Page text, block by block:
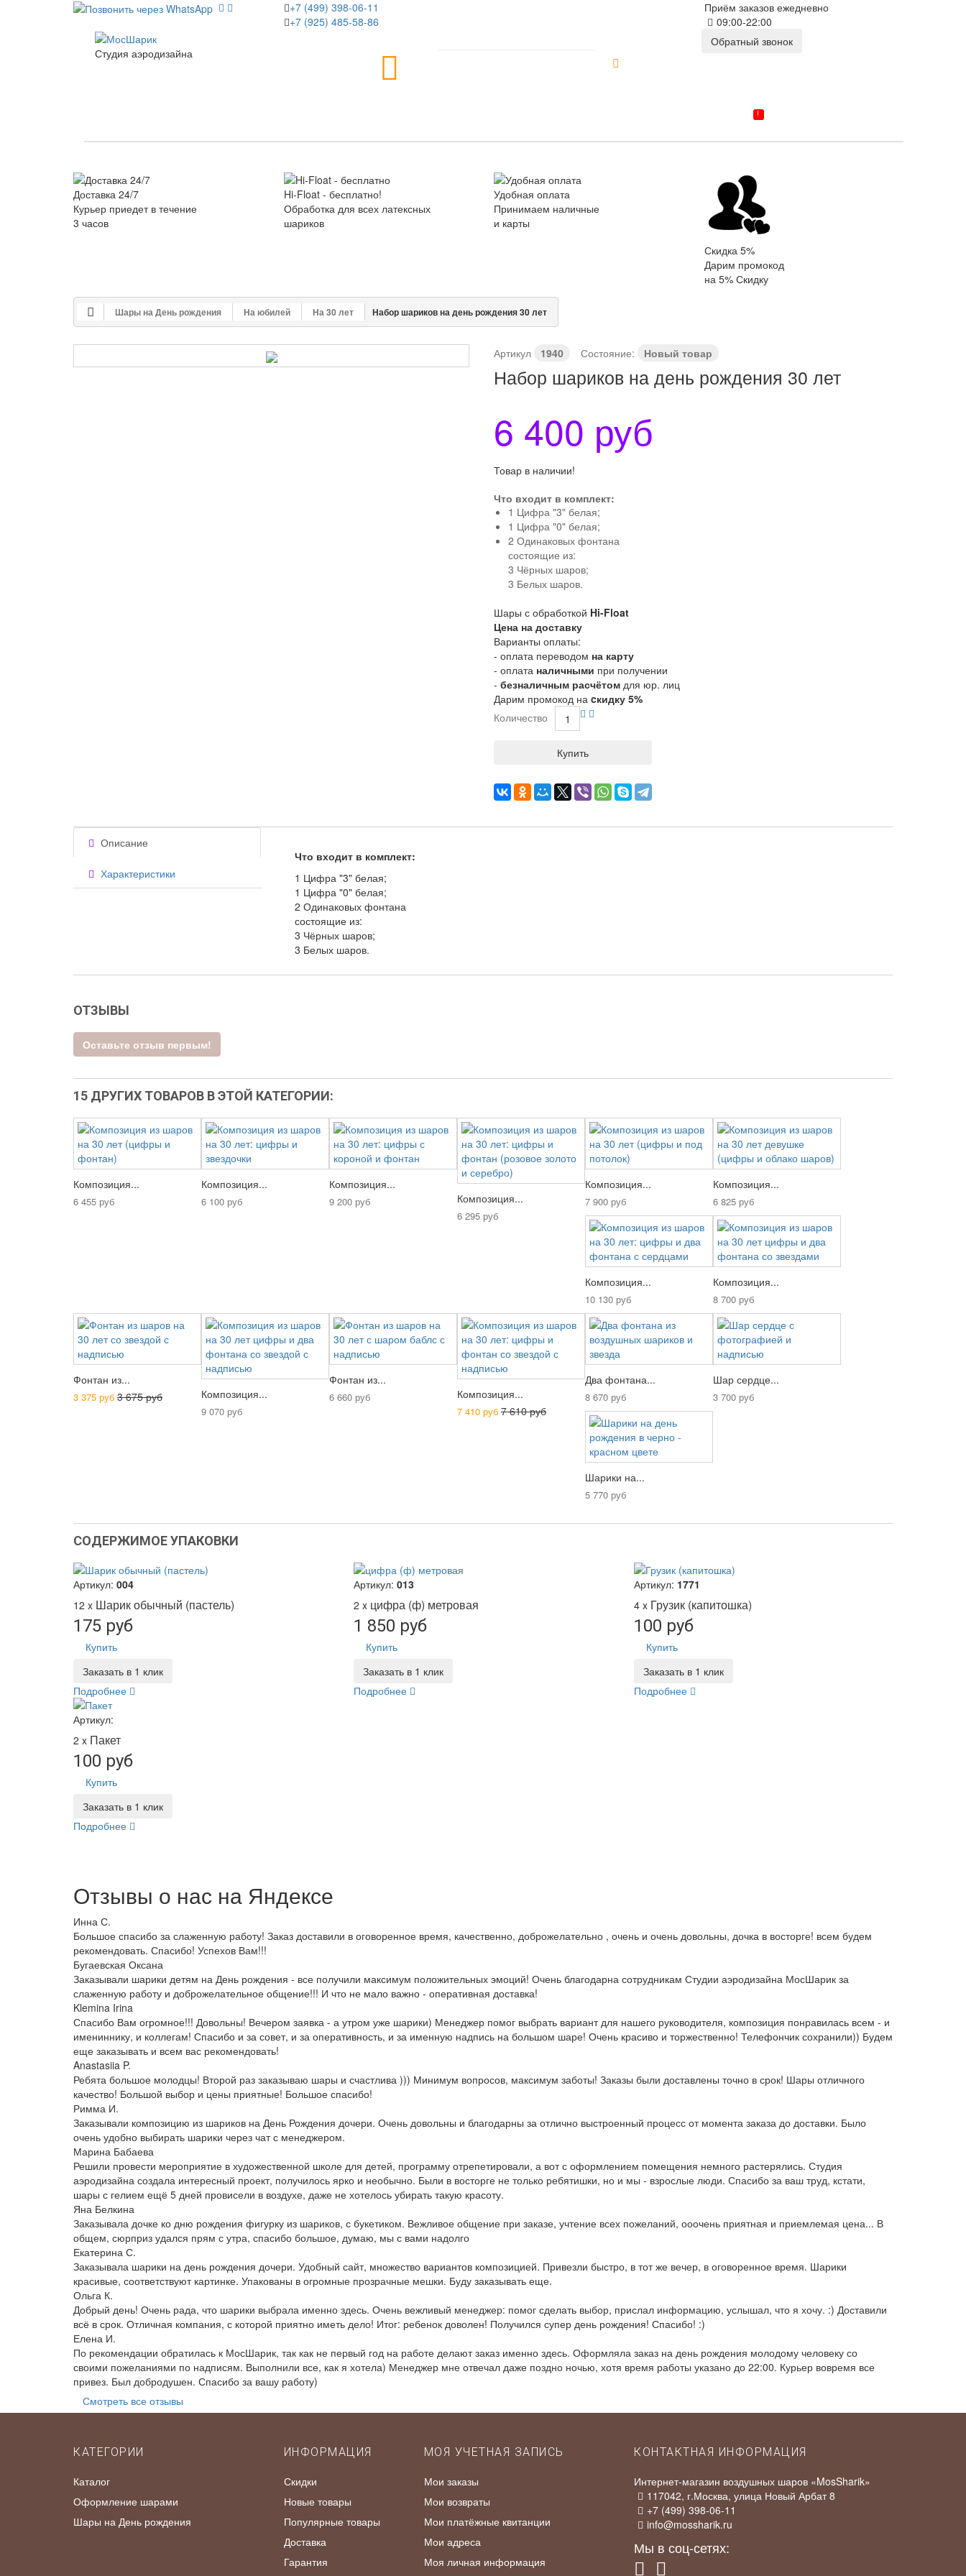
+7 (499) 398-06-11
+7 (925) 485-58-86
Приём заказов ежедневно
09:00-22:00
Студия аэродизайна
Обратный звонок
!
Доставка 24/7
Курьер приедет в течение
3 часов
Hi-Float - бесплатно!
Обработка для всех латексных
шариков
Удобная оплата
Принимаем наличные
и карты
Скидка 5%
Дарим промокод
на 5% Скидку
Шары на День рождения На юбилей На 30 лет Набор шариков на день рождения 30 лет
Артикул 1940 Состояние: Новый товар
Набор шариков на день рождения 30 лет
6 400 руб
Товар в наличии!
Что входит в комплект:
1 Цифра "3" белая;
1 Цифра "0" белая;
2 Одинаковых фонтана
состоящие из:
3 Чёрных шаров;
3 Белых шаров.
Шары с обработкой Hi-Float
Цена на доставку
Варианты оплаты:
- оплата переводом на карту
- оплата наличными при получении
- безналичным расчётом для юр. лиц
Дарим промокод на cкидку 5%
Количество
Купить
Описание
Характеристики
Что входит в комплект:
1 Цифра "3" белая;
1 Цифра "0" белая;
2 Одинаковых фонтана
состоящие из:
3 Чёрных шаров;
3 Белых шаров.
ОТЗЫВЫ
Оставьте отзыв первым!
15 ДРУГИХ ТОВАРОВ В ЭТОЙ КАТЕГОРИИ:
Композиция...
6 455 руб
Композиция...
6 100 руб
Композиция...
9 200 руб Композиция...
6 295 руб
Композиция...
7 900 руб
Композиция...
6 825 руб
Композиция...
10 130 руб
Композиция...
8 700 руб
Фонтан из...
3 375 руб 3 675 руб Композиция...
9 070 руб
Фонтан из...
6 660 руб Композиция...
7 410 руб 7 610 руб
Два фонтана...
8 670 руб
Шар сердце...
3 700 руб
Шарики на...
5 770 руб
СОДЕРЖИМОЕ УПАКОВКИ
Артикул: 004
12 x Шарик обычный (пастель)
175 руб
Купить
Заказать в 1 клик
Подробнее
Артикул: 013
2 x цифра (ф) метровая
1 850 руб
Купить
Заказать в 1 клик
Подробнее
Артикул: 1771
4 x Грузик (капитошка)
100 руб
Купить
Заказать в 1 клик
Подробнее
Артикул:
2 x Пакет
100 руб
Купить
Заказать в 1 клик
Подробнее
Отзывы о нас на Яндексе
Инна С.
Большое спасибо за слаженную работу! Заказ доставили в оговоренное время, качественно, доброжелательно , очень и очень довольны, дочка в восторге! всем будем
рекомендовать. Спасибо! Успехов Вам!!!
Бугаевская Оксана
Заказывали шарики детям на День рождения - все получили максимум положительных эмоций! Очень благодарна сотрудникам Студии аэродизайна МосШарик за
слаженную работу и доброжелательное общение!!! И что не мало важно - оперативная доставка!
Klemina Irina
Спасибо Вам огромное!!! Довольны! Вечером заявка - а утром уже шарики) Менеджер помог выбрать вариант для нашего руководителя, композиция понравилась всем - и
имениннику, и коллегам! Спасибо и за совет, и за оперативность, и за именную надпись на большом шаре! Очень красиво и торжественно! Телефончик сохранили)) Будем
еще заказывать и всем вас рекомендовать!
Anastasiia P.
Ребята большое молодцы! Второй раз заказываю шары и счастлива ))) Минимум вопросов, максимум заботы! Заказы были доставлены точно в срок! Шары отличного
качество! Большой выбор и цены приятные! Большое спасибо!
Римма И.
Заказывали композицию из шариков на День Рождения дочери. Очень довольны и благодарны за отлично выстроенный процесс от момента заказа до доставки. Было
очень удобно выбирать шарики через чат с менеджером.
Марина Бабаева
Решили провести мероприятие в художественной школе для детей, программу отрепетировали, а вот с оформлением помещения немного растерялись. Студия
аэродизайна создала интересный проект, получилось ярко и необычно. Были в восторге не только ребятишки, но и мы - взрослые люди. Спасибо за ваш труд, кстати,
шары с гелием ещё 5 дней провисели в воздухе, даже не хотелось убирать такую красоту.
Яна Белкина
Заказывала дочке ко дню рождения фигурку из шариков, с букетиком. Вежливое общение при заказе, учтение всех пожеланий, ооочень приятная и приемлемая цена... В
общем, сюрприз удался прям с утра, спасибо большое, думаю, мы с вами надолго
Екатерина С.
Заказывала шарики на день рождения дочери. Удобный сайт, множество вариантов композицией. Привезли быстро, в тот же вечер, в оговоренное время. Шарики
красивые, соответствуют картинке. Упакованы в огромные прозрачные мешки. Буду заказывать еще.
Ольга К.
Добрый день! Очень рада, что шарики выбрала именно здесь. Очень вежливый менеджер: помог сделать выбор, прислал информацию, услышал, что я хочу. :) Доставили
всё в срок. Отличная компания, с которой приятно иметь дело! Итог: ребенок доволен! Получился супер день рождения! Спасибо! :)
Елена И.
По рекомендации обратилась к МосШарик, так как не первый год на работе делают заказ именно здесь. Оформляла заказ на день рождения молодому человеку со
своими пожеланиями по надписям. Выполнили все, как я хотела) Менеджер мне отвечал даже поздно ночью, хотя время работы указано до 22:00. Курьер вовремя все
привез. Был добродушен. Спасибо за вашу работу)
Смотреть все отзывы
КАТЕГОРИИ
Каталог
Оформление шарами
Шары на День рождения
ИНФОРМАЦИЯ
Скидки
Новые товары
Популярные товары
Доставка
Гарантия
МОЯ УЧЕТНАЯ ЗАПИСЬ
Мои заказы
Мои возвраты
Мои платёжные квитанции
Мои адреса
Моя личная информация
КОНТАКТНАЯ ИНФОРМАЦИЯ
Интернет-магазин воздушных шаров «MosSharik»
117042, г.Москва, улица Новый Арбат 8
+7 (499) 398-06-11
info@mossharik.ru
Мы в соц-сетях: